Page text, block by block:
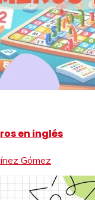
en inglés
Gómez